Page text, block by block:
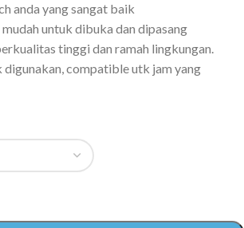
anda yang sangat baik
untuk dibuka dan dipasang
tinggi dan ramah lingkungan.
digunakan, compatible utk jam yang